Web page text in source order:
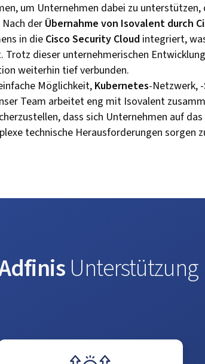
um Unternehmen dabei zu unterstützen,
der Übernahme von Isovalent durch
in die Cisco Security Cloud integriert,
dieser unternehmerischen
weiterhin tief verbunden.
Möglichkeit, Kubernetes-Netzwerk,
Team arbeitet eng mit Isovalent
dass sich Unternehmen auf
technische Herausforderungen sorgen
Unterstützung